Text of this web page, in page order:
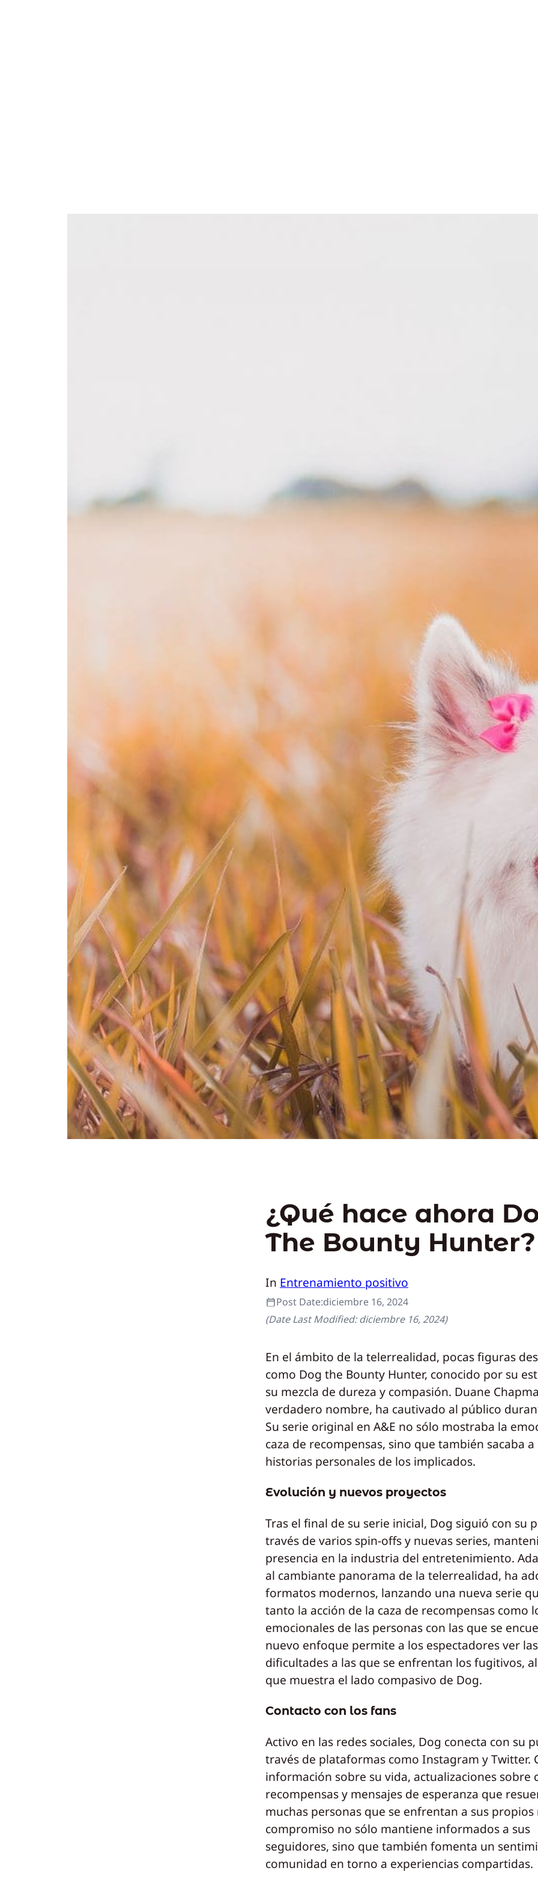
¿Qué hace ahora
The Bounty Hunter?
In Entrenamiento positivo
Post Date:diciembre 16, 2024
(Date Last Modified:diciembre 16, 2024)
En el ámbito de la telerrealidad, pocas figuras
como Dog the Bounty Hunter, conocido por su
su mezcla de dureza y compasión. Duane
verdadero nombre, ha cautivado al público
Su serie original en A&E no sólo mostraba la
caza de recompensas, sino que también sacaba a
historias personales de los implicados.
Evolución y nuevos proyectos
Tras el final de su serie inicial, Dog siguió con su
través de varios spin-offs y nuevas series,
presencia en la industria del entretenimiento.
al cambiante panorama de la telerrealidad, ha
formatos modernos, lanzando una nueva serie
tanto la acción de la caza de recompensas como
emocionales de las personas con las que se
nuevo enfoque permite a los espectadores ver las
dificultades a las que se enfrentan los fugitivos,
que muestra el lado compasivo de Dog.
Contacto con los fans
Activo en las redes sociales, Dog conecta con su
través de plataformas como Instagram y Twitter.
información sobre su vida, actualizaciones sobre
recompensas y mensajes de esperanza que
muchas personas que se enfrentan a sus propios
compromiso no sólo mantiene informados a sus
seguidores, sino que también fomenta un
comunidad en torno a experiencias compartidas.